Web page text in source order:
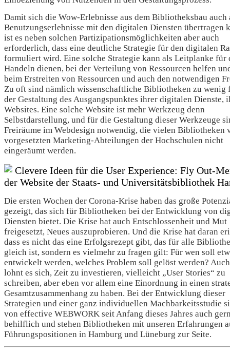
Damit sich die Wow-Erlebnisse aus dem Bibliotheksbau auch
Benutzungserlebnisse mit den digitalen Diensten übertragen
ist es neben solchen Partizipationsmöglichkeiten aber auch
erforderlich, dass eine deutliche Strategie für den digitalen
formuliert wird. Eine solche Strategie kann als Leitplanke für
Handeln dienen, bei der Verteilung von Ressourcen helfen
beim Erstreiten von Ressourcen und auch den notwendigen
Zu oft sind nämlich wissenschaftliche Bibliotheken zu wenig
der Gestaltung des Ausgangspunktes ihrer digitalen Dienste,
Websites. Eine solche Website ist mehr Werkzeug denn
Selbstdarstellung, und für die Gestaltung dieser Werkzeuge
Freiräume im Webdesign notwendig, die vielen Bibliotheken
vorgesetzten Marketing-Abteilungen der Hochschulen nicht
eingeräumt werden.
Clevere Ideen für die User Experience: Fly Out-
der Website der Staats- und Universitätsbibliothek
Die ersten Wochen der Corona-Krise haben das große
gezeigt, das sich für Bibliotheken bei der Entwicklung von
Diensten bietet. Die Krise hat auch Entschlossenheit und Mut
freigesetzt, Neues auszuprobieren. Und die Krise hat daran
dass es nicht das eine Erfolgsrezept gibt, das für alle
gleich ist, sondern es vielmehr zu fragen gilt: Für wen soll
entwickelt werden, welches Problem soll gelöst werden?
lohnt es sich, Zeit zu investieren, vielleicht „User Stories“ zu
schreiben, aber eben vor allem eine Einordnung in einen
Gesamtzusammenhang zu haben. Bei der Entwicklung dieser
Strategien und einer ganz individuellen Machbarkeitsstudie
von effective WEBWORK seit Anfang dieses Jahres auch
behilflich und stehen Bibliotheken mit unseren Erfahrungen
Führungspositionen in Hamburg und Lüneburg zur Seite.